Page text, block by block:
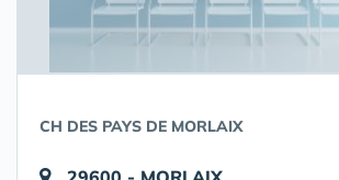
CH DES PAYS DE MORLAIX